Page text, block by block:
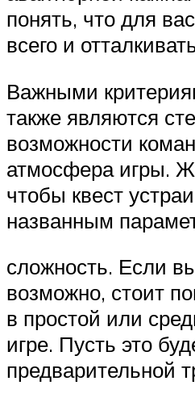
понять, что для
всего и
Важными
также являются
возможности
атмосфера игры.
чтобы квест
названным
сложность. Если
возможно, стоит
в простой или
игре. Пусть это
предварительной